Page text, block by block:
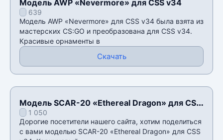
Модель AWP «Nevermore» для CSS v34
639
Модель AWP «Nevermore» для CSS v34 была взята из
мастерских CS:GO и преобразована для CSS v34.
Красивые орнаменты в
Скачать
Модель SCAR-20 «Ethereal Dragon» для CSS
v341 050
Дорогие посетители нашего сайта, хотим поделиться
с вами моделью SCAR-20 «Ethereal Dragon» для CSS